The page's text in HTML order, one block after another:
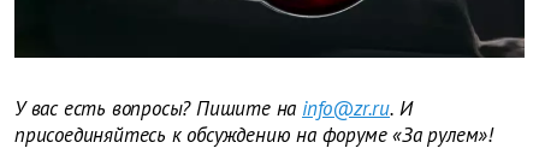
У вас есть вопросы? Пишите на info@zr.ru. И
присоединяйтесь к обсуждению на форуме «За рулем»!